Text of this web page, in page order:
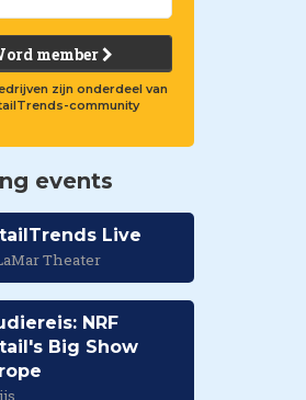
member
zijn onderdeel van
community
events
Live
Theater
NRF
Big Show